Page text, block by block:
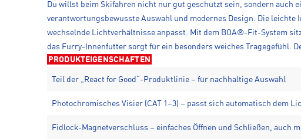
Du willst beim Skifahren nicht nur gut geschützt sein, sondern auch
verantwortungsbewusste Auswahl und modernes Design. Die
wechselnde Lichtverhältnisse anpasst. Mit dem BOA®-Fit-System
das Furry-Innenfutter sorgt für ein besonders weiches Tragegefühl.
PRODUKTEIGENSCHAFTEN
Teil der „React for Good“-Produktlinie – für nachhaltige Auswahl
Photochromisches Visier (CAT 1–3) – passt sich automatisch dem
Fidlock-Magnetverschluss – einfaches Öffnen und Schließen, auch